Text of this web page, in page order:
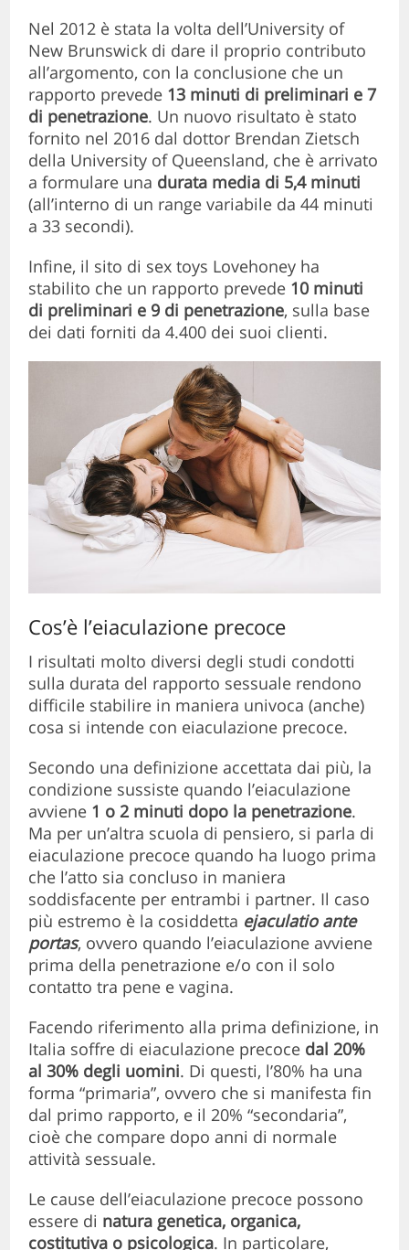
Nel 2012 è stata la volta dell’University of
New Brunswick di dare il proprio contributo
all’argomento, con la conclusione che un
rapporto prevede 13 minuti di preliminari e 7
di penetrazione. Un nuovo risultato è stato
fornito nel 2016 dal dottor Brendan Zietsch
della University of Queensland, che è arrivato
a formulare una durata media di 5,4 minuti
(all’interno di un range variabile da 44 minuti
a 33 secondi).
Infine, il sito di sex toys Lovehoney ha
stabilito che un rapporto prevede 10 minuti
di preliminari e 9 di penetrazione, sulla base
dei dati forniti da 4.400 dei suoi clienti.
Cos’è l’eiaculazione precoce
I risultati molto diversi degli studi condotti
sulla durata del rapporto sessuale rendono
difficile stabilire in maniera univoca (anche)
cosa si intende con eiaculazione precoce.
Secondo una definizione accettata dai più, la
condizione sussiste quando l’eiaculazione
avviene 1 o 2 minuti dopo la penetrazione.
Ma per un’altra scuola di pensiero, si parla di
eiaculazione precoce quando ha luogo prima
che l’atto sia concluso in maniera
soddisfacente per entrambi i partner. Il caso
più estremo è la cosiddetta ejaculatio ante
portas, ovvero quando l’eiaculazione avviene
prima della penetrazione e/o con il solo
contatto tra pene e vagina.
Facendo riferimento alla prima definizione, in
Italia soffre di eiaculazione precoce dal 20%
al 30% degli uomini. Di questi, l’80% ha una
forma “primaria”, ovvero che si manifesta fin
dal primo rapporto, e il 20% “secondaria”,
cioè che compare dopo anni di normale
attività sessuale.
Le cause dell’eiaculazione precoce possono
essere di natura genetica, organica,
costitutiva o psicologica. In particolare,